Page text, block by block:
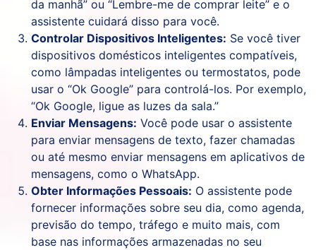
da manhã” ou “Lembre-me de comprar leite” e o
assistente cuidará disso para você.
Controlar Dispositivos Inteligentes: Se você tiver
dispositivos domésticos inteligentes compatíveis,
como lâmpadas inteligentes ou termostatos, pode
usar o “Ok Google” para controlá-los. Por exemplo,
“Ok Google, ligue as luzes da sala.”
Enviar Mensagens: Você pode usar o assistente
para enviar mensagens de texto, fazer chamadas
ou até mesmo enviar mensagens em aplicativos de
mensagens, como o WhatsApp.
Obter Informações Pessoais: O assistente pode
fornecer informações sobre seu dia, como agenda,
previsão do tempo, tráfego e muito mais, com
base nas informações armazenadas no seu